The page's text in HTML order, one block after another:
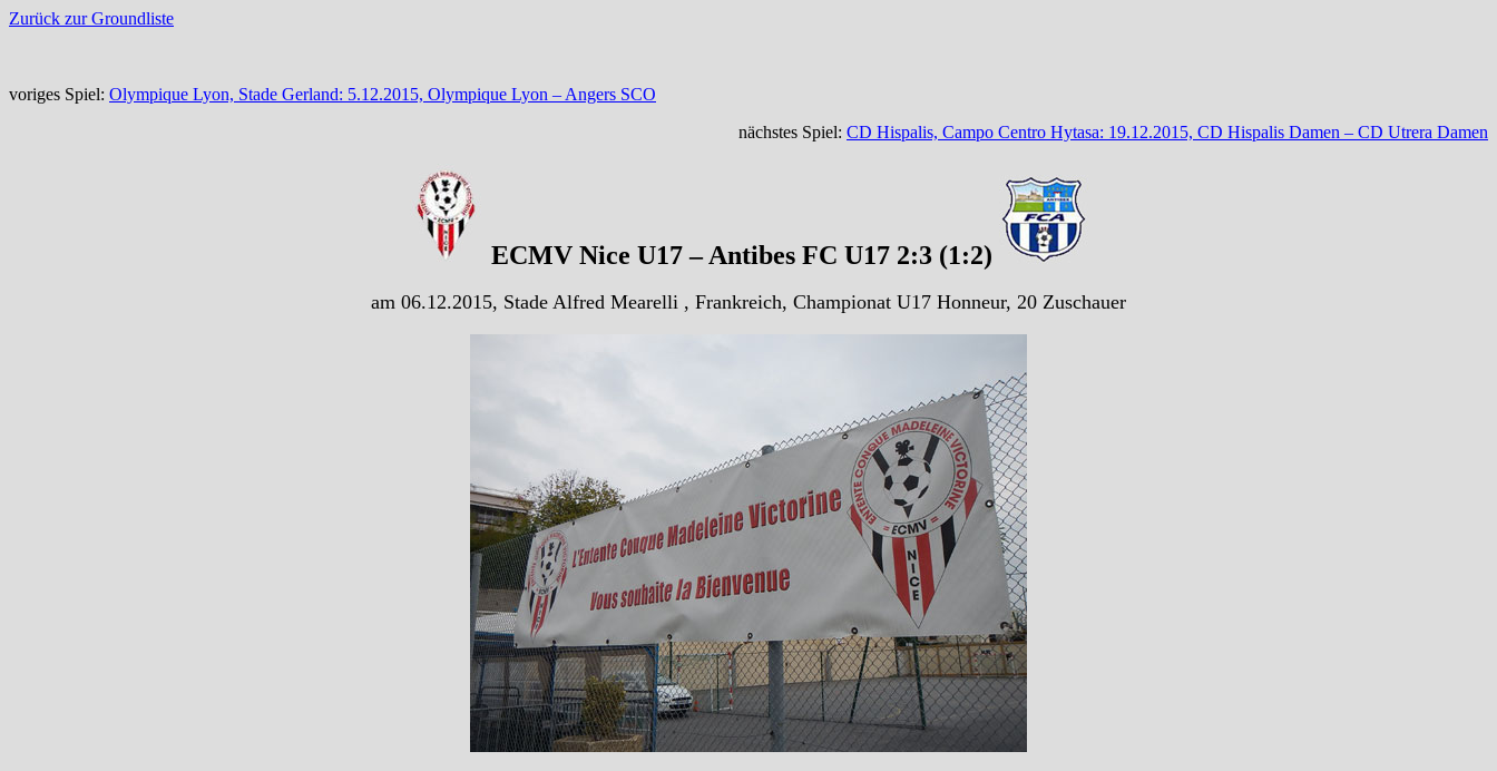
Zurück zur Groundliste
voriges Spiel: Olympique Lyon, Stade Gerland: 5.12.2015, Olympique Lyon – Angers SCO
nächstes Spiel: CD Hispalis, Campo Centro Hytasa: 19.12.2015, CD Hispalis Damen – CD Utrera Damen
ECMV Nice U17 – Antibes FC U17 2:3 (1:2)
am 06.12.2015, Stade Alfred Mearelli , Frankreich, Championat U17 Honneur, 20 Zuschauer